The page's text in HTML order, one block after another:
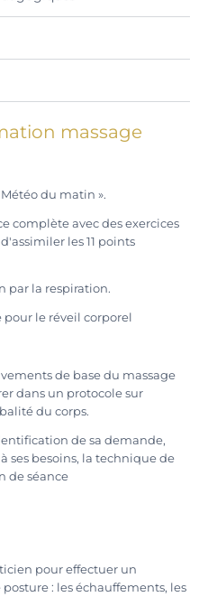
massage
du matin ».
complète avec des exercices
les 11 points
par la respiration.
pour le réveil corporel
de base du massage
dans un protocole sur
du corps.
de sa demande,
ses besoins, la technique de
de séance
pour effectuer un
: les échauffements, les